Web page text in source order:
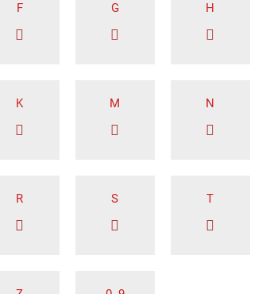
F G H
K M N
R S T